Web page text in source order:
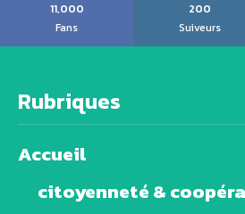
11,000
Fans
200
Suiveurs
Rubriques
Accueil
citoyenneté &